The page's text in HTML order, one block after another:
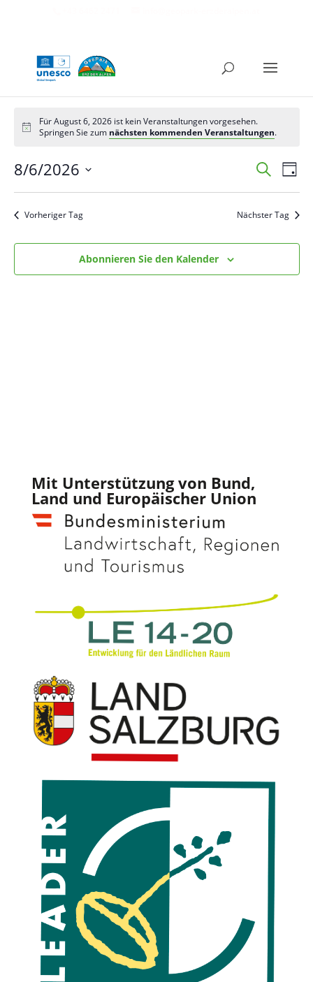
Für August 6, 2026 ist kein Veranstaltungen vorgesehen.
Springen Sie zum nächsten kommenden Veranstaltungen.
Suche
SucheTag
8/6/2026
Vorheriger Tag Nächster Tag
Abonnieren Sie den Kalender
Mit Unterstützung von Bund,
Land und Europäischer Union